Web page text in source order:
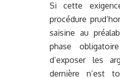
Si cette
procédure
saisine au
phase
d’exposer les
dernière n’est